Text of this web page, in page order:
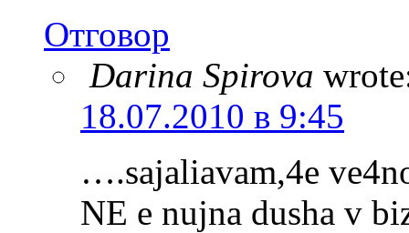
Отговор
Darina Spirova
18.07.2010 в 9:45
….sajaliavam,4e
NE e nujna dusha v